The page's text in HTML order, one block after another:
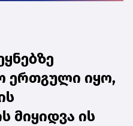
ერთგული იყო,
მიყიდვა ის